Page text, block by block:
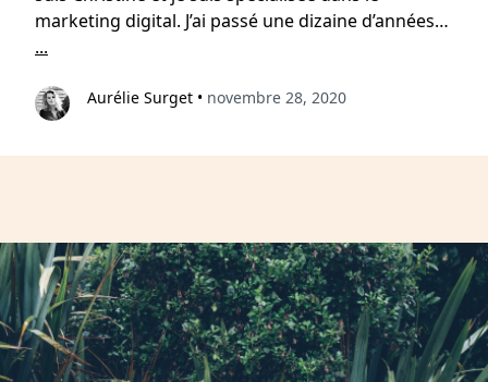
marketing digital. J’ai passé une dizaine d’années…
...
Aurélie Surget • novembre 28, 2020